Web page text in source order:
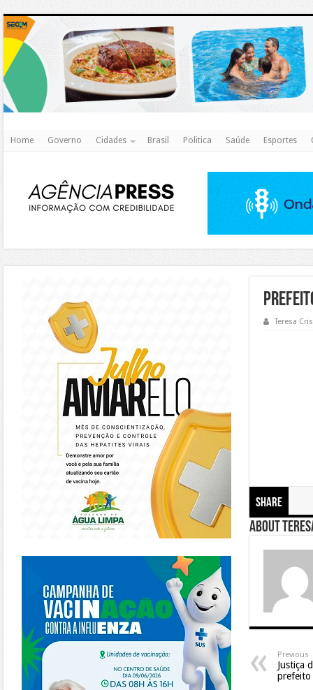
Home Governo Cidades Brasil Politica Saúde Esportes
Teresa
Share
About
Previous
Justiça
prefeito
https://piracanjuba.go.gov.br/